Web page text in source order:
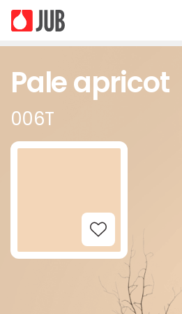
Pale apricot
006T
Add to Wishlist